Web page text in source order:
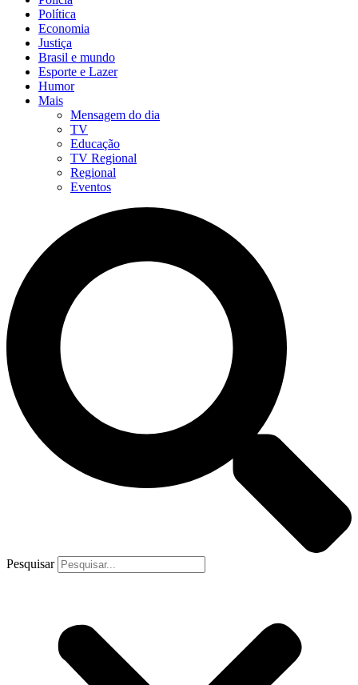
Política
Economia
Justiça
Brasil e mundo
Esporte e Lazer
Humor
Mais
Mensagem do dia
TV
Educação
TV Regional
Regional
Eventos
Pesquisar